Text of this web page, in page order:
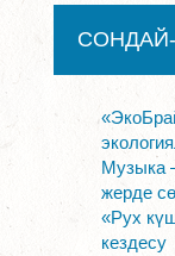
Музыка
жерде
«Рух
кездесу